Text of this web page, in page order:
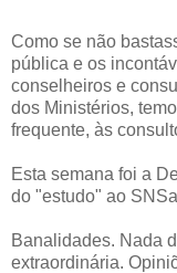
Como se não
pública e os
conselheiros e
dos Ministérios,
frequente, às
Esta semana foi a
do "estudo" ao
Banalidades. Nada
extraordinária.